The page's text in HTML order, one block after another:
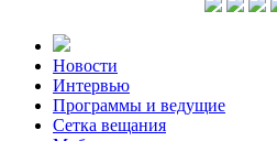
Новости
Интервью
Программы и ведущие
Сетка вещания